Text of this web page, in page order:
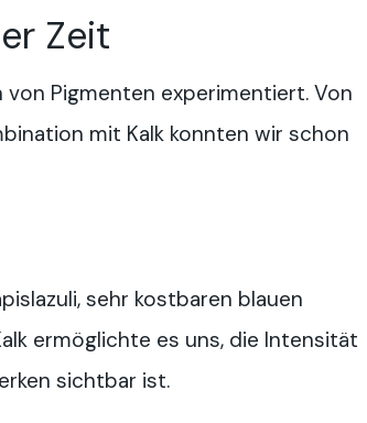
Zeit
Pigmenten experimentiert. Von
mit Kalk konnten wir schon
sehr kostbaren blauen
ermöglichte es uns, die Intensität
sichtbar ist.